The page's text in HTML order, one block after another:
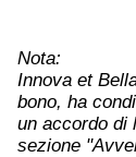
Nota:
Innova et
bono, ha
un accordo di
sezione